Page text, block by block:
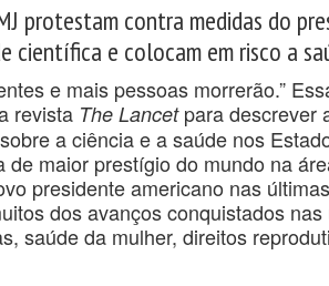
protestam contra medidas do
científica e colocam em risco a
e mais pessoas morrerão.”
revista The Lancetpara descrever
a ciência e a saúde nos
maior prestígio do mundo na
presidente americano nas
dos avanços conquistados
saúde da mulher, direitos